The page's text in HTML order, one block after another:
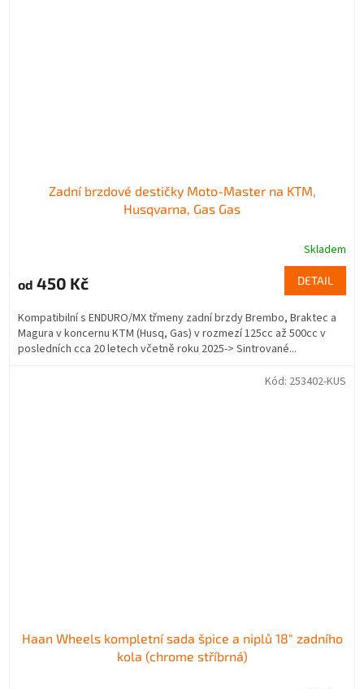
Zadní brzdové destičky Moto-Master na KTM,
Husqvarna, Gas Gas
Skladem
od 450 Kč DETAIL
Kompatibilní s ENDURO/MX třmeny zadní brzdy Brembo, Braktec a
Magura v koncernu KTM (Husq, Gas) v rozmezí 125cc až 500cc v
posledních cca 20 letech včetně roku 2025-> Sintrované...
Haan Wheels kompletní sada špice a niplů 18" zadního
kola (chrome stříbrná)
Kód: 253402-KUS